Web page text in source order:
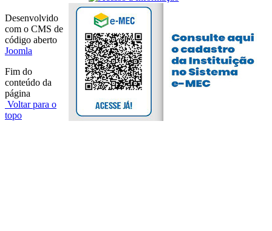
Desenvolvido
com o CMS de
código aberto
Joomla
Fim do
conteúdo da
página
Voltar para o
topo